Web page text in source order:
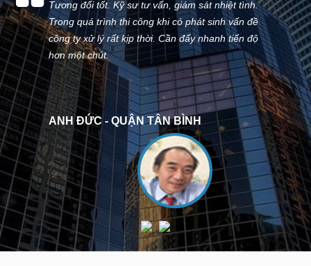
Tương đối tốt. Kỹ sư tư vấn, giám sát nhiệt tình.
Trong quá trình thi công khi có phát sinh vấn đề
công ty xử lý rất kịp thời. Cần đẩy nhanh tiến độ
hơn một chút.
ANH ĐỨC - QUẬN TÂN BÌNH